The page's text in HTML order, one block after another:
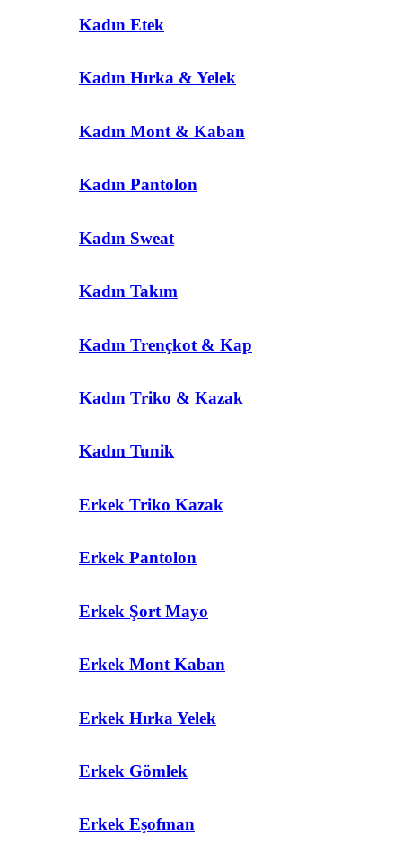
Kadın Etek
Kadın Hırka & Yelek
Kadın Mont & Kaban
Kadın Pantolon
Kadın Sweat
Kadın Takım
Kadın Trençkot & Kap
Kadın Triko & Kazak
Kadın Tunik
Erkek Triko Kazak
Erkek Pantolon
Erkek Şort Mayo
Erkek Mont Kaban
Erkek Hırka Yelek
Erkek Gömlek
Erkek Eşofman